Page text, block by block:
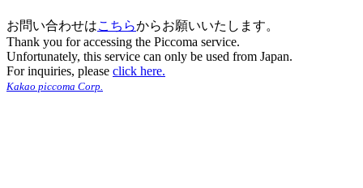
お問い合わせはこちらからお願いいたします。
Thank you for accessing the Piccoma service.
Unfortunately, this service can only be used from Japan.
For inquiries, please click here.
Kakao piccoma Corp.